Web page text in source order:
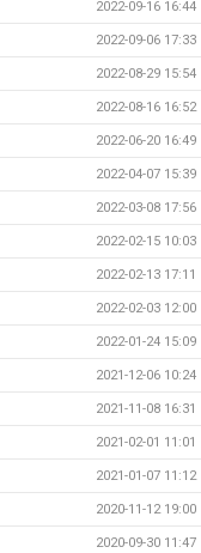
2022-09-16 16:44
2022-09-06 17:33
2022-08-29 15:54
2022-08-16 16:52
2022-06-20 16:49
2022-04-07 15:39
2022-03-08 17:56
2022-02-15 10:03
2022-02-13 17:11
2022-02-03 12:00
2022-01-24 15:09
2021-12-06 10:24
2021-11-08 16:31
2021-02-01 11:01
2021-01-07 11:12
2020-11-12 19:00
2020-09-30 11:47